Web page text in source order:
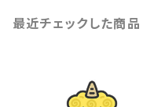
最近チェックした商品